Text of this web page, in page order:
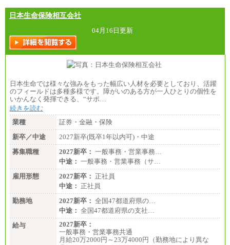
日本生命保険相互会社
04月16日更新
日本生命では様々な強みをもった幅広い人材を必要としており、活躍
のフィールドは多種多様です。障がいのある方が一人ひとりの個性を
いかんなく発揮できる、“サポ…
続きを読む
業種
証券・金融・保険
新卒／中途
2027新卒(既卒1年以内可)・中途
募集職種
2027新卒： 一般事務・営業事務…
中途： 一般事務・営業事務（サ…
雇用形態
2027新卒： 正社員
中途： 正社員
勤務地
2027新卒： 全国47都道府県の…
中途： 全国47都道府県の支社…
給与
2027新卒：
一般事務・営業事務共通
月給20万2000円～23万4000円（勤務地により異な